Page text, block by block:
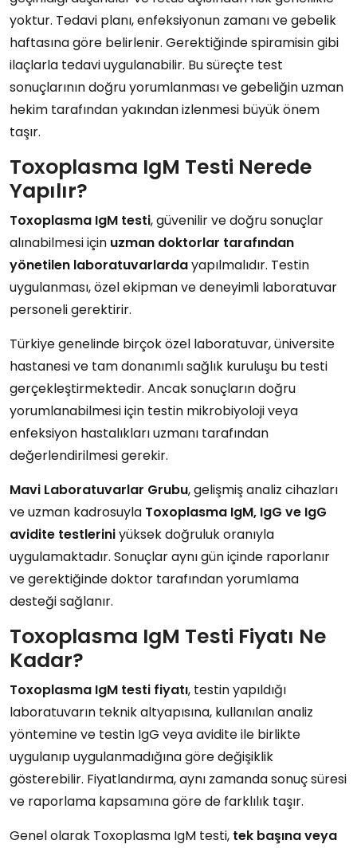
yoktur. Tedavi planı, enfeksiyonun zamanı ve gebelik
haftasına göre belirlenir. Gerektiğinde spiramisin gibi
ilaçlarla tedavi uygulanabilir. Bu süreçte test
sonuçlarının doğru yorumlanması ve gebeliğin uzman
hekim tarafından yakından izlenmesi büyük önem
taşır.
Toxoplasma IgM Testi Nerede
Yapılır?
Toxoplasma IgM testi, güvenilir ve doğru sonuçlar
alınabilmesi için uzman doktorlar tarafından
yönetilen laboratuvarlardayapılmalıdır. Testin
uygulanması, özel ekipman ve deneyimli laboratuvar
personeli gerektirir.
Türkiye genelinde birçok özel laboratuvar, üniversite
hastanesi ve tam donanımlı sağlık kuruluşu bu testi
gerçekleştirmektedir. Ancak sonuçların doğru
yorumlanabilmesi için testin mikrobiyoloji veya
enfeksiyon hastalıkları uzmanı tarafından
değerlendirilmesi gerekir.
Mavi Laboratuvarlar Grubu, gelişmiş analiz cihazları
ve uzman kadrosuyla Toxoplasma IgM, IgG ve IgG
avidite testleriniyüksek doğruluk oranıyla
uygulamaktadır. Sonuçlar aynı gün içinde raporlanır
ve gerektiğinde doktor tarafından yorumlama
desteği sağlanır.
Toxoplasma IgM Testi Fiyatı Ne
Kadar?
Toxoplasma IgM testi fiyatı, testin yapıldığı
laboratuvarın teknik altyapısına, kullanılan analiz
yöntemine ve testin IgG veya avidite ile birlikte
uygulanıp uygulanmadığına göre değişiklik
gösterebilir. Fiyatlandırma, aynı zamanda sonuç süresi
ve raporlama kapsamına göre de farklılık taşır.
Genel olarak Toxoplasma IgM testi, tek başına veya